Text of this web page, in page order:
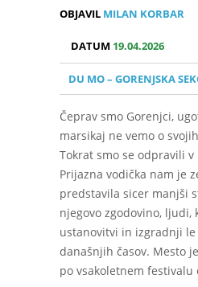
OBJAVIL MILAN KORBAR
DATUM 19.04.2026
DU MO – GORENJSKA
Čeprav smo Gorenjci,
marsikaj ne vemo o
Tokrat smo se odpravili v
Prijazna vodička nam je
predstavila sicer manjši
njegovo zgodovino, ljudi,
ustanovitvi in izgradnji le
današnjih časov. Mesto
po vsakoletnem festivalu